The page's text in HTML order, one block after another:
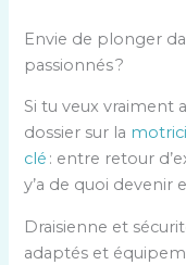
Envie de plonger
passionnés ?
Si tu veux vraiment
dossier sur la
clé : entre retour
y’a de quoi devenir
Draisienne et
adaptés et